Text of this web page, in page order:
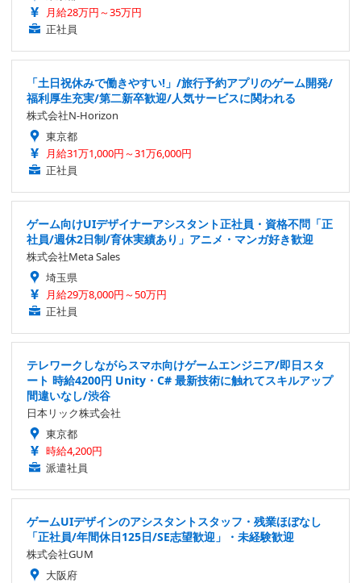
月給28万円～35万円
正社員
「土日祝休みで働きやすい!」/旅行予約アプリのゲーム開発/
福利厚生充実/第二新卒歓迎/人気サービスに関われる
株式会社N-Horizon
東京都
月給31万1,000円～31万6,000円
正社員
ゲーム向けUIデザイナーアシスタント正社員・資格不問「正
社員/週休2日制/育休実績あり」アニメ・マンガ好き歓迎
株式会社Meta Sales
埼玉県
月給29万8,000円～50万円
正社員
テレワークしながらスマホ向けゲームエンジニア/即日スタ
ート 時給4200円 Unity・C# 最新技術に触れてスキルアップ
間違いなし/渋谷
日本リック株式会社
東京都
時給4,200円
派遣社員
ゲームUIデザインのアシスタントスタッフ・残業ほぼなし
「正社員/年間休日125日/SE志望歓迎」・未経験歓迎
株式会社GUM
大阪府